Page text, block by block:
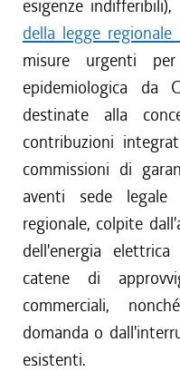
esigenze
della legge
misure urgenti
epidemiologica da
destinate alla
contribuzioni
commissioni di
aventi sede
regionale, colpite
dell'energia
catene di
commerciali,
domanda o
esistenti.